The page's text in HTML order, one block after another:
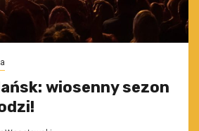
wiosenny sezon